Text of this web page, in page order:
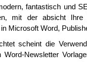
fantastisch und
mit der absicht
Microsoft Word,
scheint die
Word-Newsletter